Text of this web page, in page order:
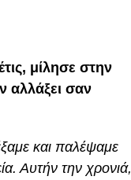
μίλησε στην
αλλάξει σαν
και παλέψαμε
Αυτήν την χρονιά,